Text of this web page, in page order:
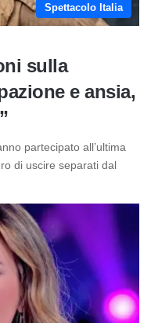
Spettacolo Italia
sulla
e ansia,
partecipato all’ultima
di uscire separati dal